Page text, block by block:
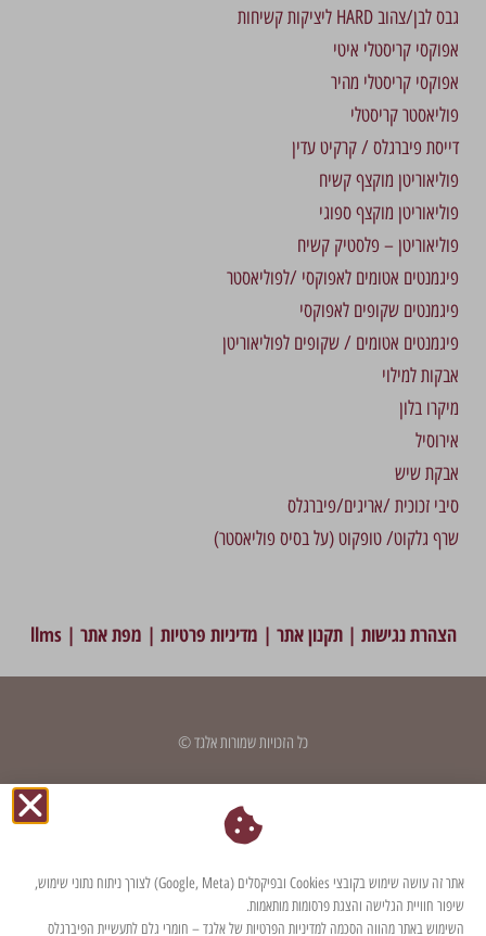
גבס לבן/צהוב HARD ליציקות קשיחות
אפוקסי קריסטלי איטי
אפוקסי קריסטלי מהיר
פוליאסטר קריסטלי
דייסת פיברגלס / קרקיט עדין
פוליאוריטן מוקצף קשיח
פוליאוריטן מוקצף ספוגי
פוליאוריטן – פלסטיק קשיח
פיגמנטים אטומים לאפוקסי /לפוליאסטר
פיגמנטים שקופים לאפוקסי
פיגמנטים אטומים / שקופים לפוליאוריטן
אבקות למילוי
מיקרו בלון
אירוסיל
אבקת שיש
סיבי זכוכית /אריגים/פיברגלס
שרף גלקוט/ טופקוט (על בסיס פוליאסטר)
הצהרת נגישות |תקנון אתר | מדיניות פרטיות | מפת אתר |
llms
כל הזכויות שמורות אלגד ©
אתר זה עושה שימוש בקובצי Cookies ובפיקסלים (Google, Meta) לצורך ניתוח נתוני שימוש,
שיפור חוויית הגלישה והצגת פרסומות מותאמות.
השימוש באתר מהווה הסכמה למדיניות הפרטיות של אלגד – חומרי גלם לתעשיית הפיברגלס